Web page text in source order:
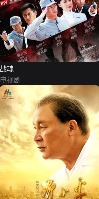
战魂
电视剧